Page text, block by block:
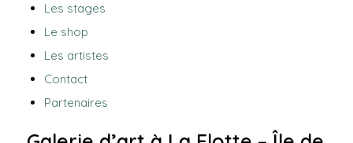
Les stages
Le shop
Les artistes
Contact
Partenaires